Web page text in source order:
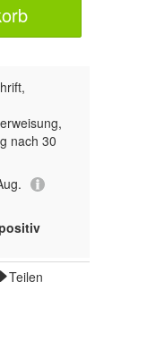
nach 30
Teilen